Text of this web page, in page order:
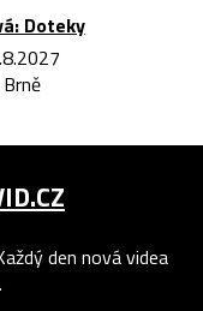
Doteky
den nová videa